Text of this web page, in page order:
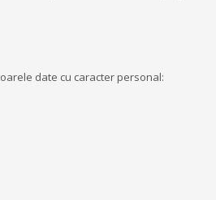
date cu caracter personal: